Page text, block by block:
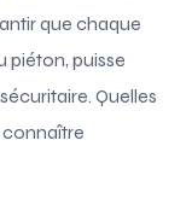
que chaque
piéton, puisse
Quelles